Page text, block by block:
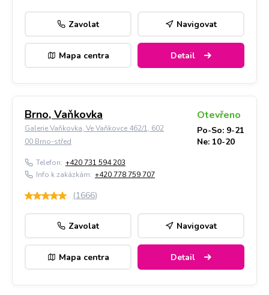
Zavolat Navigovat
Mapa centra Detail
Brno, Vaňkovka
Galerie Vaňkovka, Ve Vaňkovce 462/1, 602
00 Brno-střed
Otevřeno
Po-So: 9-21
Ne: 10-20
Telefon: +420 731 594 203
Info k zakázkám: +420 778 759 707
(1666)
Zavolat Navigovat
Mapa centra Detail